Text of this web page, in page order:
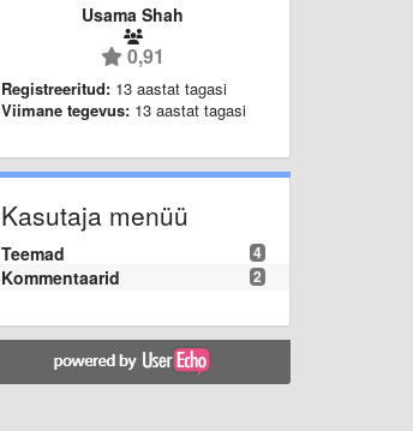
Usama Shah
0,91
Registreeritud: 13 aastat tagasi
Viimane tegevus: 13 aastat tagasi
Kasutaja menüü
4
Teemad
2
Kommentaarid